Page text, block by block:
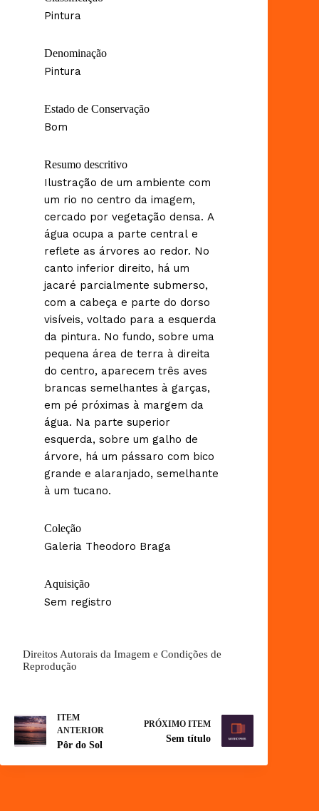
Pintura
Denominação
Pintura
Estado de Conservação
Bom
Resumo descritivo
Ilustração de um ambiente com
um rio no centro da imagem,
cercado por vegetação densa. A
água ocupa a parte central e
reflete as árvores ao redor. No
canto inferior direito, há um
jacaré parcialmente submerso,
com a cabeça e parte do dorso
visíveis, voltado para a esquerda
da pintura. No fundo, sobre uma
pequena área de terra à direita
do centro, aparecem três aves
brancas semelhantes à garças,
em pé próximas à margem da
água. Na parte superior
esquerda, sobre um galho de
árvore, há um pássaro com bico
grande e alaranjado, semelhante
à um tucano.
Coleção
Galeria Theodoro Braga
Aquisição
Sem registro
Direitos Autorais da Imagem e Condições de
Reprodução
ITEM
ANTERIOR
Pôr do Sol
PRÓXIMO ITEM
Sem título